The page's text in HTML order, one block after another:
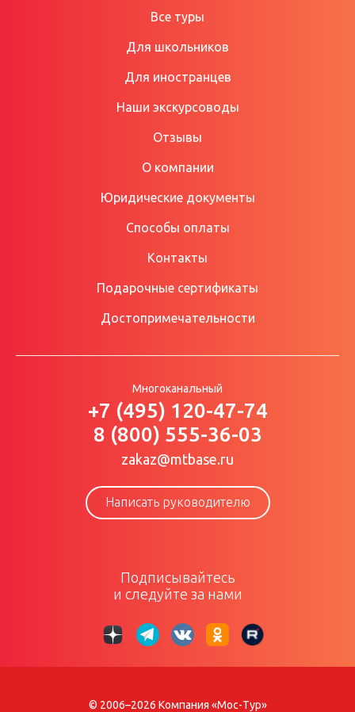
Все туры
Для школьников
Для иностранцев
Наши экскурсоводы
Отзывы
О компании
Юридические документы
Способы оплаты
Контакты
Подарочные сертификаты
Достопримечательности
Многоканальный
+7 (495) 120-47-74
8 (800) 555-36-03
zakaz@mtbase.ru
Написать руководителю
Подписывайтесь
и следуйте за нами
© 2006–2026 Компания «Мос-Тур»